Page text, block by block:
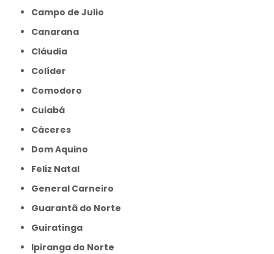
Campo de Julio
Canarana
Cláudia
Colíder
Comodoro
Cuiabá
Cáceres
Dom Aquino
Feliz Natal
General Carneiro
Guarantã do Norte
Guiratinga
Ipiranga do Norte